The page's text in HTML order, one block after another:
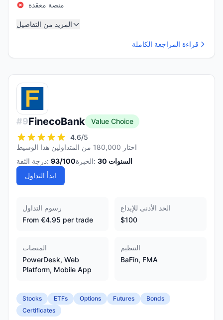
منصة معقدة
المزيد من التفاصيل
قراءة المراجعة الكاملة
#9FinecoBank
Value Choice
4.6/5
اختار 180,000 من المتداولين هذا الوسيط
درجة الثقة: 93/100 الخبرة: 30 السنوات
ابدأ التداول
رسوم التداول
From €4.95 per trade
الحد الأدنى للإيداع
$100
المنصات
PowerDesk, Web
Platform, Mobile App
التنظيم
BaFin, FMA
Stocks ETFs Options Futures
Bonds
Certificates